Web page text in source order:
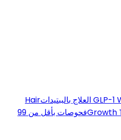
GLP-1 العلاج بالببتيداتHair
Growth
فحوصات بأقل من 99